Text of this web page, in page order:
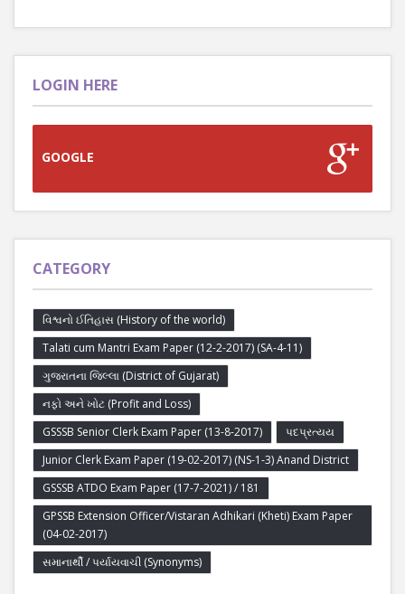
LOGIN HERE
GOOGLE
CATEGORY
વિશ્વનો ઈતિહાસ (History of the world)
Talati cum Mantri Exam Paper (12-2-2017) (SA-4-11)
ગુજરાતના જિલ્લા (District of Gujarat)
નફો અને ખોટ (Profit and Loss)
GSSSB Senior Clerk Exam Paper (13-8-2017)
પદપ્રત્યય
Junior Clerk Exam Paper (19-02-2017) (NS-1-3) Anand District
GSSSB ATDO Exam Paper (17-7-2021) / 181
GPSSB Extension Officer/Vistaran Adhikari (Kheti) Exam Paper
(04-02-2017)
સમાનાર્થી / પર્યાયવાચી (Synonyms)